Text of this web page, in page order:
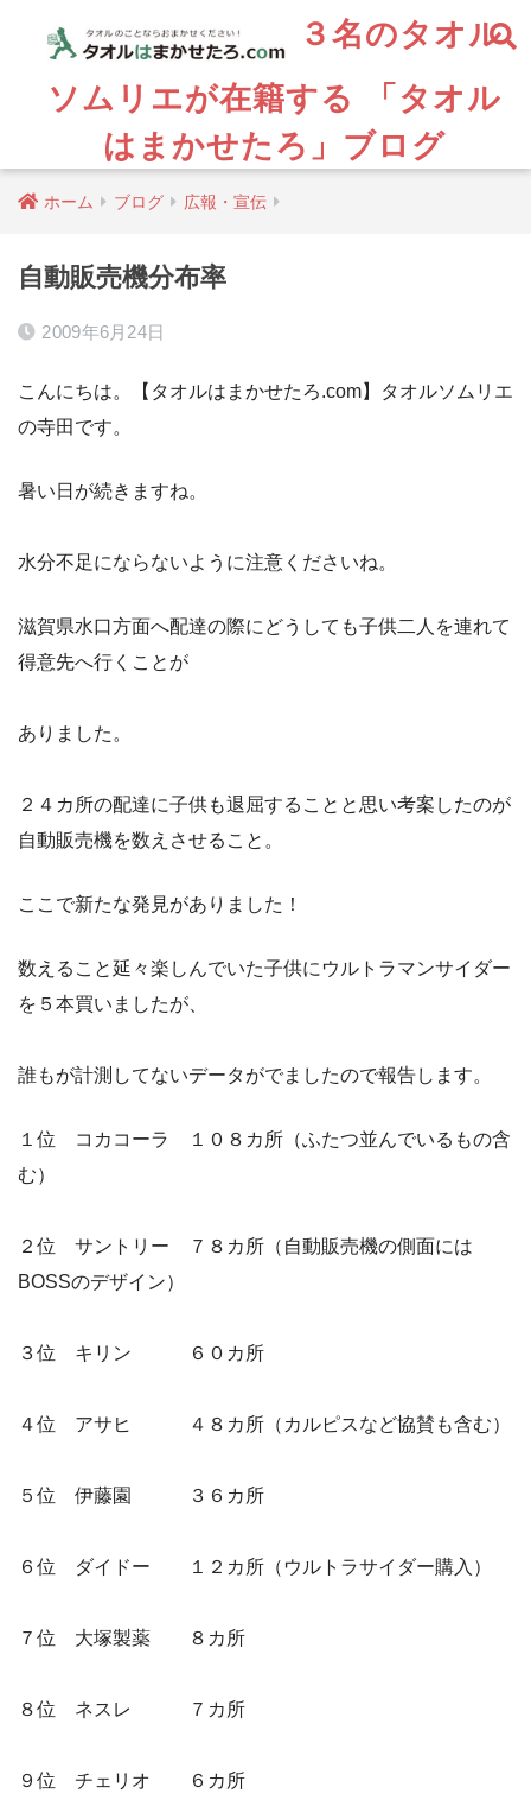
３名のタオル
ソムリエが在籍する 「タオル
はまかせたろ」ブログ
ホーム ブログ 広報・宣伝
自動販売機分布率
2009年6月24日
こんにちは。【タオルはまかせたろ.com】タオルソムリエ
の寺田です。
暑い日が続きますね。
水分不足にならないように注意くださいね。
滋賀県水口方面へ配達の際にどうしても子供二人を連れて
得意先へ行くことが
ありました。
２４カ所の配達に子供も退屈することと思い考案したのが
自動販売機を数えさせること。
ここで新たな発見がありました！
数えること延々楽しんでいた子供にウルトラマンサイダー
を５本買いましたが、
誰もが計測してないデータがでましたので報告します。
１位 コカコーラ １０８カ所（ふたつ並んでいるもの含
む）
２位 サントリー ７８カ所（自動販売機の側面には
BOSSのデザイン）
３位 キリン ６０カ所
４位 アサヒ ４８カ所（カルピスなど協賛も含む）
５位 伊藤園 ３６カ所
６位 ダイドー １２カ所（ウルトラサイダー購入）
７位 大塚製薬 ８カ所
８位 ネスレ ７カ所
９位 チェリオ ６カ所